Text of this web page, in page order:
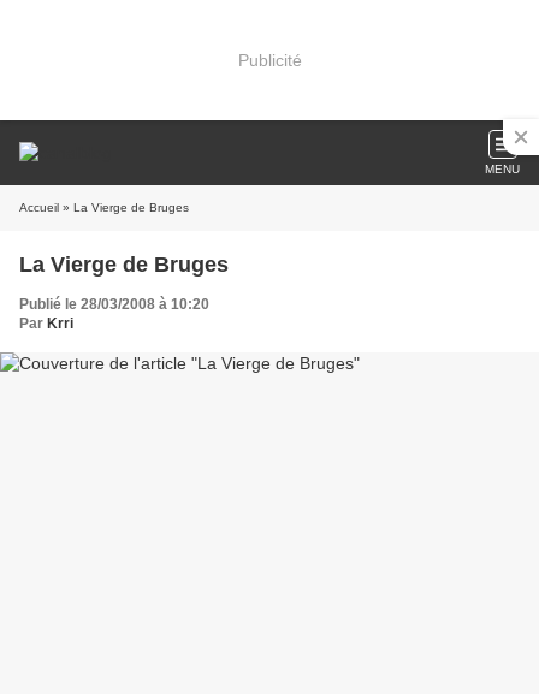
Publicité
MENU
Accueil » La Vierge de Bruges
La Vierge de Bruges
Publié le 28/03/2008 à 10:20
Par Krri